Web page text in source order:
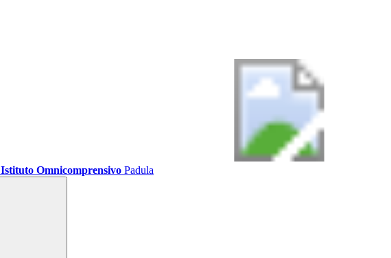
Istituto Omnicomprensivo Padula